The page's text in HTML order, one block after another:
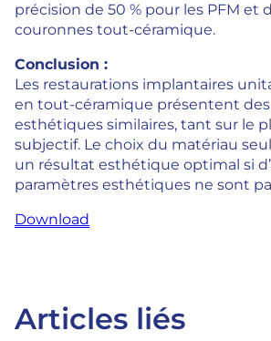
précision de 50 % pour les PFM et
couronnes tout-céramique.
Conclusion :
Les restaurations implantaires
en tout-céramique présentent
esthétiques similaires, tant sur le
subjectif. Le choix du matériau
un résultat esthétique optimal si
paramètres esthétiques ne sont
Download
Articles liés